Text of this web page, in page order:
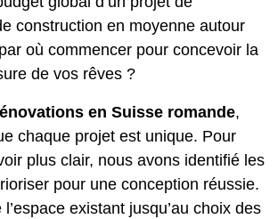
construction en moyenne autour
où commencer pour concevoir la
de vos rêves ?
en Suisse romande,
chaque projet est unique. Pour
plus clair, nous avons identifié les
pour une conception réussie.
l’espace existant jusqu’au choix des